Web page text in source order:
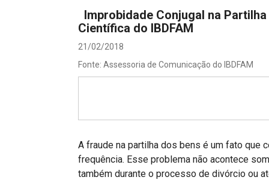
Processos - IBDFAM
Projetos do IBDFAM
Alienação Parental
Encontre um Escritório
Improbidade Conjugal na
Científica do IBDFAM
21/02/2018
Fonte: Assessoria de Comunicação do IBDFAM
A fraude na partilha dos bens é um fato que
frequência. Esse problema não acontece
também durante o processo de divórcio ou